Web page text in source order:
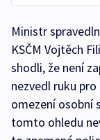
Ministr
KSČM Vojtěch
shodli, že není
nezvedl ruku
omezení osobní
tomto ohledu